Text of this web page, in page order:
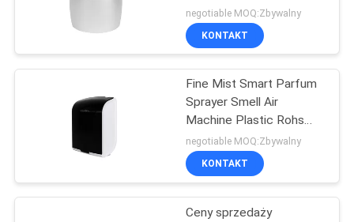
OEM Mini Biały Diffuser
Bezwodny
negotiable MOQ:Zbywalny
KONTAKT
Fine Mist Smart Parfum
Sprayer Smell Air
Machine Plastic Rohs
Fcc Approval Aroma
negotiable MOQ:Zbywalny
KONTAKT
Ceny sprzedaży